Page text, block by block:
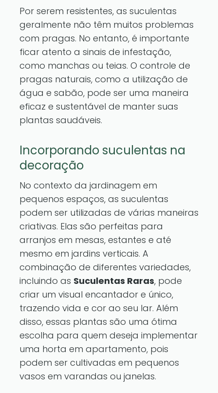
Por serem resistentes, as suculentas
geralmente não têm muitos problemas
com pragas. No entanto, é importante
ficar atento a sinais de infestação,
como manchas ou teias. O controle de
pragas naturais, como a utilização de
água e sabão, pode ser uma maneira
eficaz e sustentável de manter suas
plantas saudáveis.
Incorporando suculentas na
decoração
No contexto da jardinagem em
pequenos espaços, as suculentas
podem ser utilizadas de várias maneiras
criativas. Elas são perfeitas para
arranjos em mesas, estantes e até
mesmo em jardins verticais. A
combinação de diferentes variedades,
incluindo as Suculentas Raras, pode
criar um visual encantador e único,
trazendo vida e cor ao seu lar. Além
disso, essas plantas são uma ótima
escolha para quem deseja implementar
uma horta em apartamento, pois
podem ser cultivadas em pequenos
vasos em varandas ou janelas.